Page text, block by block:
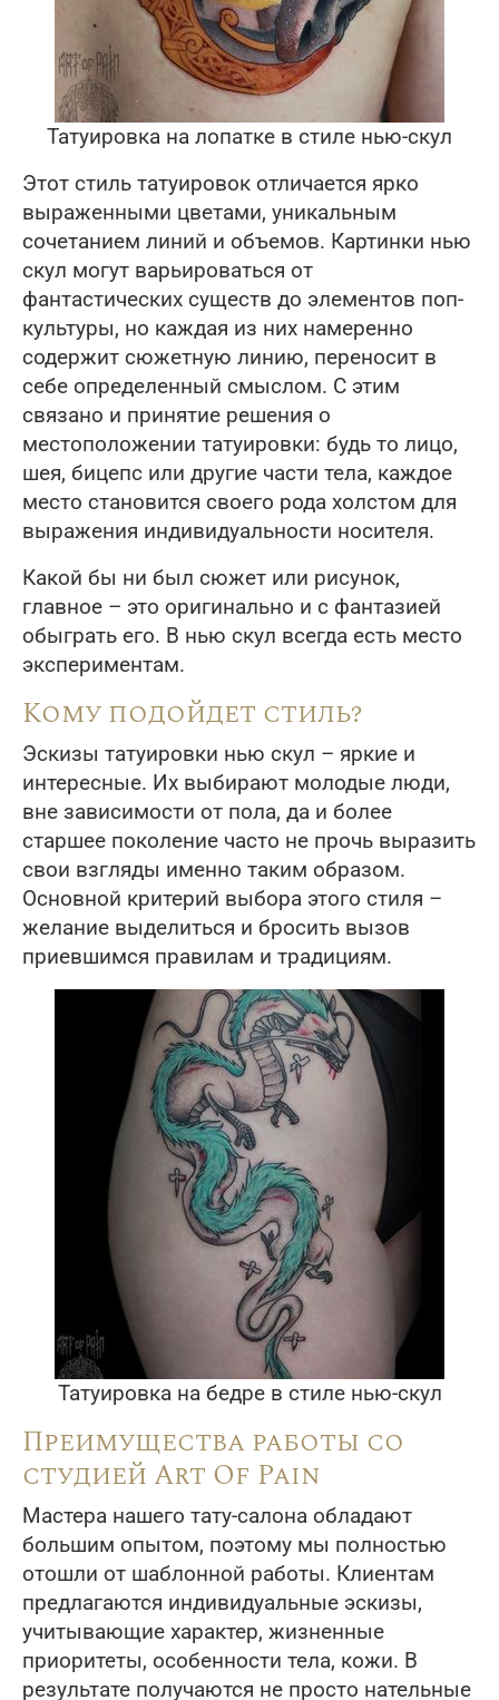
Татуировка на лопатке в стиле нью-скул
Этот стиль татуировок отличается ярко
выраженными цветами, уникальным
сочетанием линий и объемов. Картинки нью
скул могут варьироваться от
фантастических существ до элементов поп-
культуры, но каждая из них намеренно
содержит сюжетную линию, переносит в
себе определенный смыслом. С этим
связано и принятие решения о
местоположении татуировки: будь то лицо,
шея, бицепс или другие части тела, каждое
место становится своего рода холстом для
выражения индивидуальности носителя.
Какой бы ни был сюжет или рисунок,
главное – это оригинально и с фантазией
обыграть его. В нью скул всегда есть место
экспериментам.
Кому подойдет стиль?
Эскизы татуировки нью скул – яркие и
интересные. Их выбирают молодые люди,
вне зависимости от пола, да и более
старшее поколение часто не прочь выразить
свои взгляды именно таким образом.
Основной критерий выбора этого стиля –
желание выделиться и бросить вызов
приевшимся правилам и традициям.
Татуировка на бедре в стиле нью-скул
Преимущества работы со
студией Art Of Pain
Мастера нашего тату-салона обладают
большим опытом, поэтому мы полностью
отошли от шаблонной работы. Клиентам
предлагаются индивидуальные эскизы,
учитывающие характер, жизненные
приоритеты, особенности тела, кожи. В
результате получаются не просто нательные